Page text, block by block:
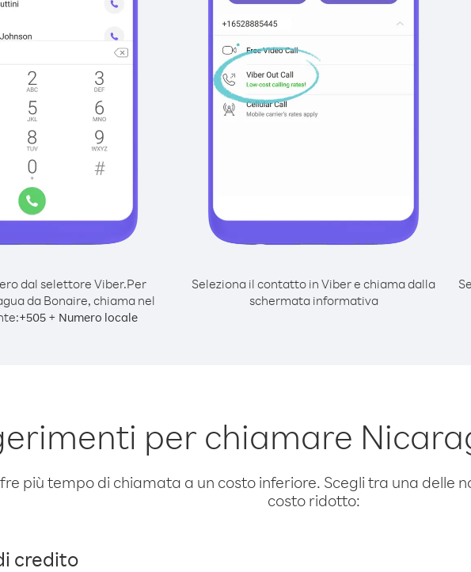
dal selettore Viber.Per
da Bonaire, chiama nel
+505+ Numero locale
Seleziona il contatto in Viber e chiama dalla
schermata informativa
per chiamare
più tempo di chiamata a un costo inferiore. Scegli tra una delle
costo ridotto:
credito